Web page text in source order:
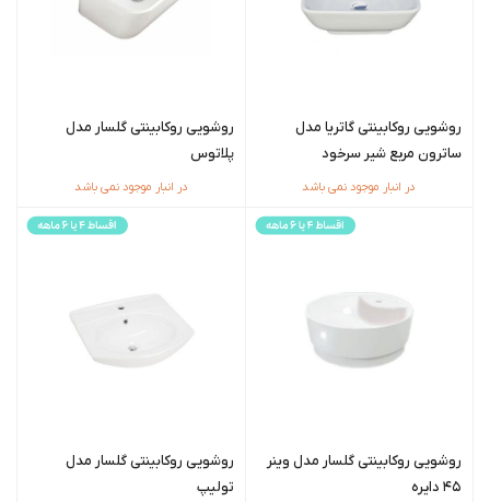
روشویی روکابینتی گاتریا مدل
ساترون مربع شیر سرخود
در انبار موجود نمی باشد
روشویی روکابینتی گلسار مدل
پلاتوس
در انبار موجود نمی باشد
روشویی روکابینتی گلسار مدل وینر
45 دایره
روشویی روکابینتی گلسار مدل
تولیپ